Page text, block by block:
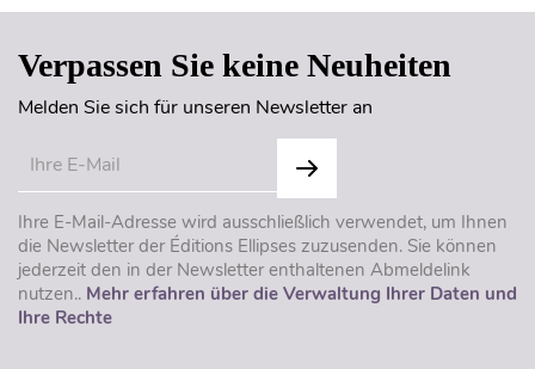
Verpassen Sie keine Neuheiten
Melden Sie sich für unseren Newsletter an
Ihre E-Mail-Adresse wird ausschließlich verwendet, um Ihnen
die Newsletter der Éditions Ellipses zuzusenden. Sie können
jederzeit den in der Newsletter enthaltenen Abmeldelink
nutzen.. Mehr erfahren über die Verwaltung Ihrer Daten und
Ihre Rechte